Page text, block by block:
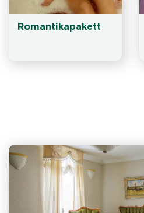
Romantikapakett